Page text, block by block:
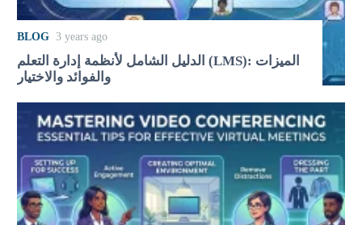
BLOG 3 years ago
الدليل الشامل لأنظمة إدارة التعلم (LMS): الميزات
والفوائد والاختيار